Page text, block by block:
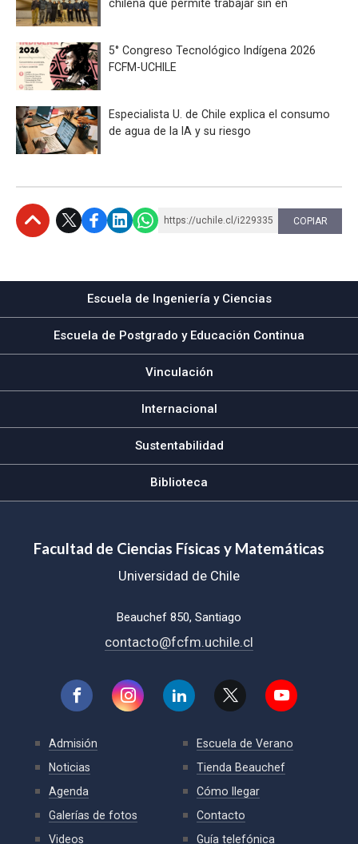
chilena que permite trabajar sin en
5° Congreso Tecnológico Indígena 2026
FCFM-UCHILE
Especialista U. de Chile explica el consumo
de agua de la IA y su riesgo
https://uchile.cl/i229335 COPIAR
Escuela de Ingeniería y Ciencias
Escuela de Postgrado y Educación Continua
Vinculación
Internacional
Sustentabilidad
Biblioteca
Facultad de Ciencias Físicas y Matemáticas
Universidad de Chile
Beauchef 850, Santiago
contacto@fcfm.uchile.cl
Admisión
Noticias
Agenda
Galerías de fotos
Videos
Escuela de Verano
Tienda Beauchef
Cómo llegar
Contacto
Guía telefónica